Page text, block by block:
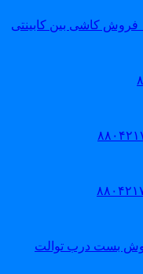
بست درب توالت